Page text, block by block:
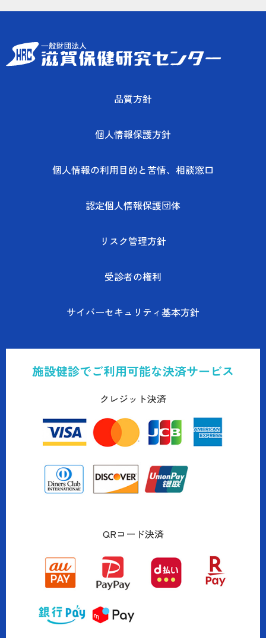
施設健診でご利用可能な決済サービス
クレジット決済
QRコード決済
品質方針
個人情報保護方針
個人情報の利用目的と苦情、相談窓口
認定個人情報保護団体
リスク管理方針
受診者の権利
サイバーセキュリティ基本方針